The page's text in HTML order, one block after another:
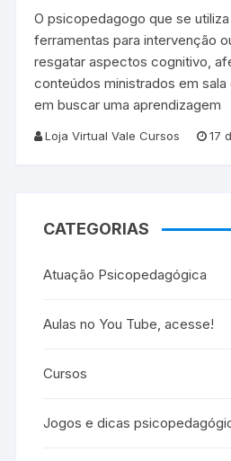
O psicopedagogo que se
ferramentas para intervenção
resgatar aspectos cognitivo,
conteúdos ministrados em
em buscar uma aprendizagem
Loja Virtual Vale Cursos 17
CATEGORIAS
Atuação Psicopedagógica
Aulas no You Tube, acesse!
Cursos
Jogos e dicas